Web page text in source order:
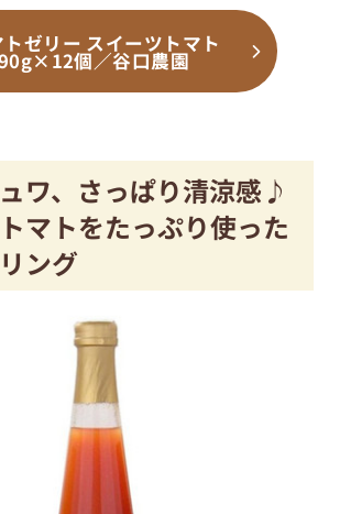
トゼリー スイーツトマト
個／谷口農園
ワ、さっぱり清涼感♪
マトをたっぷり使った
ング